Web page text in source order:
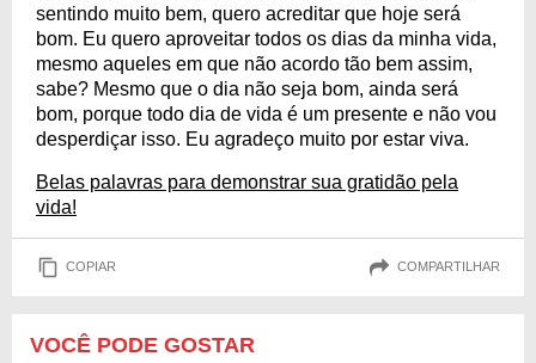
sentindo muito bem, quero acreditar que hoje será
bom. Eu quero aproveitar todos os dias da minha vida,
mesmo aqueles em que não acordo tão bem assim,
sabe? Mesmo que o dia não seja bom, ainda será
bom, porque todo dia de vida é um presente e não vou
desperdiçar isso. Eu agradeço muito por estar viva.
Belas palavras para demonstrar sua gratidão pela
vida!
COPIAR COMPARTILHAR
VOCÊ PODE GOSTAR